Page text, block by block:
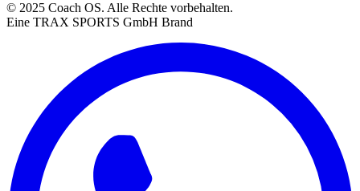
© 2025 Coach OS. Alle Rechte vorbehalten.
Eine TRAX SPORTS GmbH Brand